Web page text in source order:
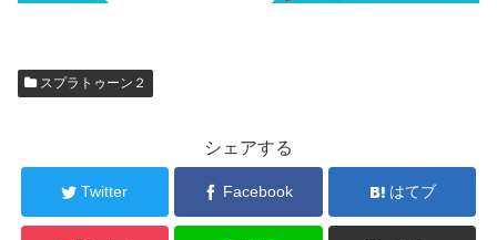
スプラトゥーン２
シェアする
Twitter Facebook はてブ